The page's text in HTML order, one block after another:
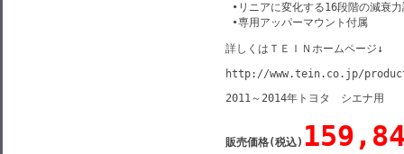
•リニアに変化する16段階の減衰
•専用アッパーマウント付属
詳しくはＴＥＩＮホームページ↓
http://www.tein.co.jp/
2011～2014年トヨタ　シエナ用
販売価格(税込)